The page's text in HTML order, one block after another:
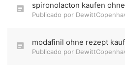
spironolacton kaufen
Publicado por
modafinil ohne rezept
Publicado por